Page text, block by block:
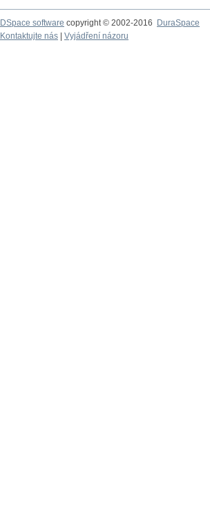
DSpace software copyright © 2002-2016
DuraSpace
Kontaktujte nás
Vyjádření názoru